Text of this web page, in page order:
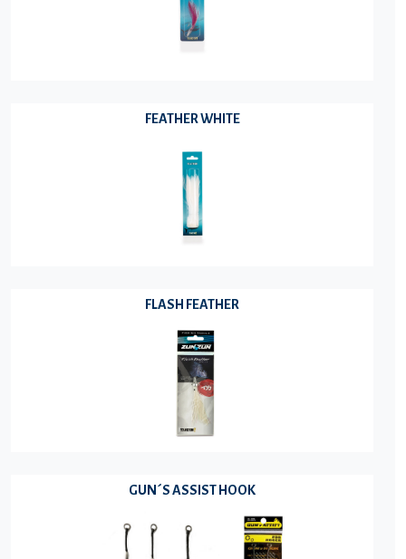
FEATHER WHITE
FLASH FEATHER
GUN´S ASSIST HOOK